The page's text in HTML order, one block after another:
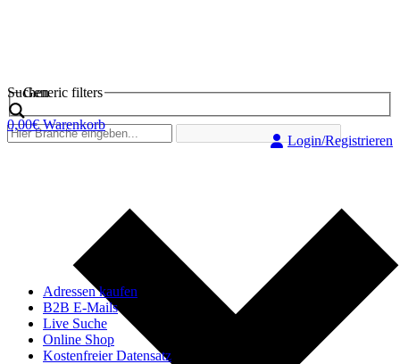
Suchen
Generic filters
0,00€ Warenkorb
Login/Registrieren
Adressen kaufen
B2B E-Mails
Live Suche
Online Shop
Kostenfreier Datensatz